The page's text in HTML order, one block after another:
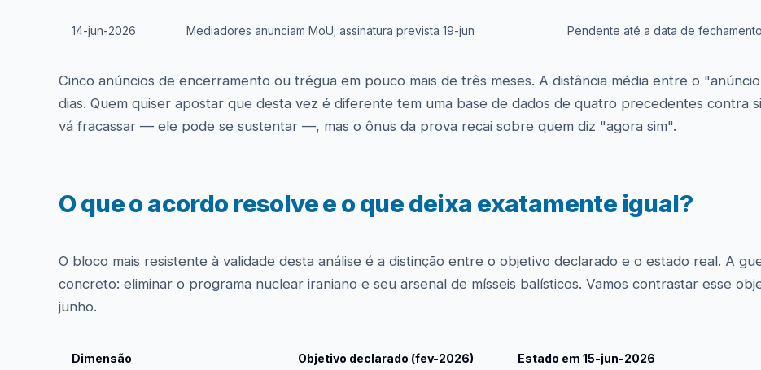
14-jun-2026 Mediadores anunciam MoU; assinatura prevista 19-jun Pendente até a data de fechamento
Cinco anúncios de encerramento ou trégua em pouco mais de três meses. A distância média entre o
dias. Quem quiser apostar que desta vez é diferente tem uma base de dados de quatro precedentes contra
vá fracassar — ele pode se sustentar —, mas o ônus da prova recai sobre quem diz "agora sim".
O que o acordo resolve e o que deixa exatamente igual?
O bloco mais resistente à validade desta análise é a distinção entre o objetivo declarado e o estado real. A
concreto: eliminar o programa nuclear iraniano e seu arsenal de mísseis balísticos. Vamos contrastar esse
junho.
Dimensão Objetivo declarado (fev-2026) Estado em 15-jun-2026